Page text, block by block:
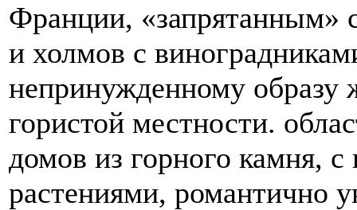
Франции, «запрятанным»
и холмов с
непринужденному
гористой местности.
домов из горного камня,
растениями,